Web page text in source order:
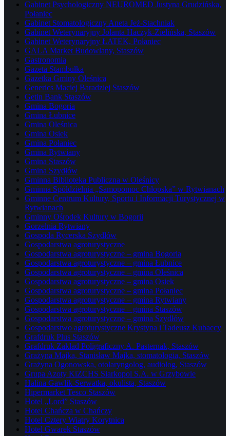
Gabinet Psychologiczny NEUROMED Justyna Grudzińska,
Połaniec
Gabinet Stomatologiczny Aneta Jeż-Stachniak
Gabinet Weterynaryjny Jolanta Haczyk-Zielińska, Staszów
Gabinet Weterynaryjny ŁATEK, Połaniec
GALA Market Budowlany, Staszów
Gastronomia
Gazeta Stambułka
Gazetka Gminy Oleśnica
Generics Maciej Baradziej Staszów
Getin Bank Staszów
Gmina Bogoria
Gmina Łubnice
Gmina Oleśnica
Gmina Osiek
Gmina Połaniec
Gmina Rytwiany
Gmina Staszów
Gmina Szydłów
Gminna Biblioteka Publiczna w Oleśnicy
Gminna Spółdzielnia „Samopomoc Chłopska” w Rytwianach
Gminne Centrum Kultury, Sportu i Informacji Turystycznej w
Rytwianach
Gminny Ośrodek Kultury w Bogorii
Gorzelnia Rytwiany
Gospoda Rycerska Szydłów
Gospodarstwa agroturystyczne
Gospodarstwa agroturystyczne – gmina Bogoria
Gospodarstwa agroturystyczne – gmina Łubnice
Gospodarstwa agroturystyczne – gmina Oleśnica
Gospodarstwa agroturystyczne – gmina Osiek
Gospodarstwa agroturystyczne – gmina Połaniec
Gospodarstwa agroturystyczne – gmina Rytwiany
Gospodarstwa agroturystyczne – gmina Staszów
Gospodarstwa agroturystyczne – gmina Szydłów
Gospodarstwo agroturystyczne Krystyna i Tadeusz Kubaccy
Grafdruk Plus Staszów
Grafdruk Zakład Poligraficzny A. Pasternak, Staszów
Grażyna Majka, Stanisław Majka, stomatologia, Staszów
Grażyna Ogonowska, otolaryngolog, audiolog, Staszów
Grupa Azoty KiZCHS Siarkopol S.A. w Grzybowie
Halina Gawlik-Serwatka, okulista, Staszów
Hipermarket Tesco Staszów
Hotel „Lord” Staszów
Hotel Chańcza w Chańczy
Hotel Cztery Wiatry Korytnica
Hotel Gwarek Staszów